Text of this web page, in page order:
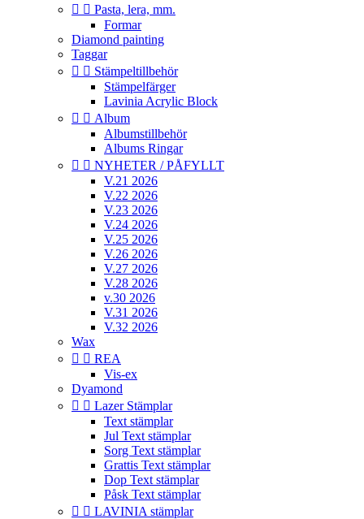
  Pasta, lera, mm.
Formar
Diamond painting
Taggar
  Stämpeltillbehör
Stämpelfärger
Lavinia Acrylic Block
  Album
Albumstillbehör
Albums Ringar
  NYHETER / PÅFYLLT
V.21 2026
V.22 2026
V.23 2026
V.24 2026
V.25 2026
V.26 2026
V.27 2026
V.28 2026
v.30 2026
V.31 2026
V.32 2026
Wax
  REA
Vis-ex
Dyamond
  Lazer Stämplar
Text stämplar
Jul Text stämplar
Sorg Text stämplar
Grattis Text stämplar
Dop Text stämplar
Påsk Text stämplar
  LAVINIA stämplar